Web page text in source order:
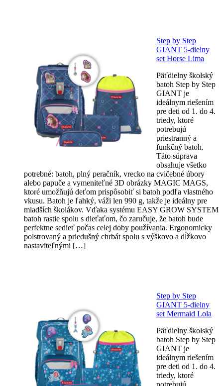
Step by Step
GIANT 5-dielny
set Horse Lima
Päťdielny školský
batoh Step by Step
GIANT je
ideálnym riešením
pre deti od 1. do 4.
triedy, ktoré
potrebujú
priestranný a
funkčný batoh.
Táto súprava
obsahuje všetko
potrebné: batoh, plný peračník, vrecko na cvičebné úbory
alebo papuče a vymeniteľné 3D obrázky MAGIC MAGS,
ktoré umožňujú deťom prispôsobiť si batoh podľa vlastného
vkusu. Batoh je ľahký, váži len 990 g, takže je ideálny pre
mladších školákov. Vďaka systému EASY GROW SYSTEM
batoh rastie spolu s dieťaťom, čo zaručuje, že batoh bude
perfektne sedieť počas celej doby používania. Ergonomicky
polstrovaný a priedušný chrbát spolu s výškovo a dĺžkovo
nastaviteľnými […]
Step by Step
GIANT 5-dielny
set Mermaid Lola
Päťdielny školský
batoh Step by Step
GIANT je
ideálnym riešením
pre deti od 1. do 4.
triedy, ktoré
potrebujú